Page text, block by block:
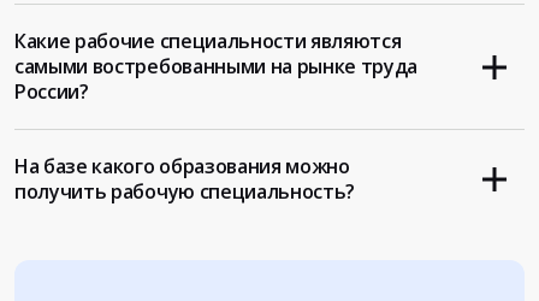
Какие рабочие специальности являются
самыми востребованными на рынке труда
России?
На базе какого образования можно
получить рабочую специальность?